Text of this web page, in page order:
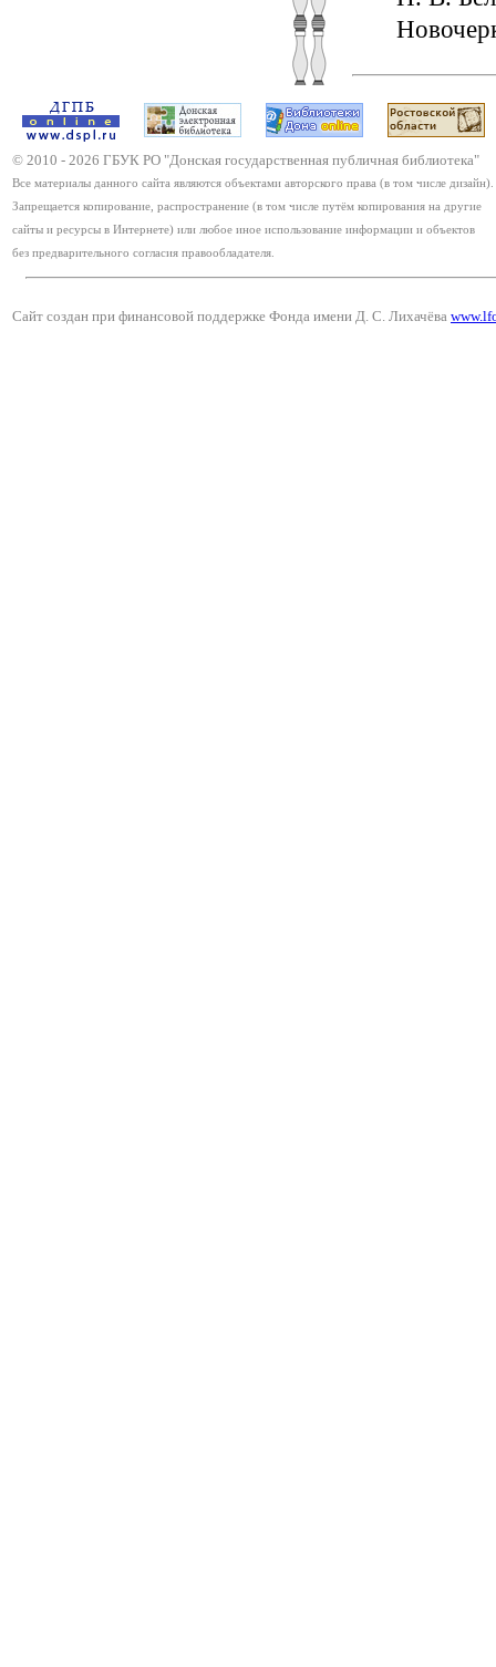
© 2010 - 2026 ГБУК РО "Донская государственная публичная библиотека"
Все материалы данного сайта являются объектами авторского права (в том числе дизайн).
Запрещается копирование, распространение (в том числе путём копирования на другие
сайты и ресурсы в Интернете) или любое иное использование информации и объектов
без предварительного согласия правообладателя.
Сайт создан при финансовой поддержке Фонда имени Д. С. Лихачёва